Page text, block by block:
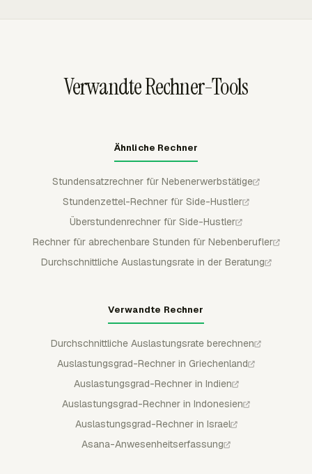
abrechenbare und nicht abrechenbare Nebenarbeit
Verwandte Rechner-Tools
Ähnliche Rechner
Stundensatzrechner für Nebenerwerbstätige
Stundenzettel-Rechner für Side-Hustler
Überstundenrechner für Side-Hustler
Rechner für abrechenbare Stunden für Nebenberufler
Durchschnittliche Auslastungsrate in der Beratung
Verwandte Rechner
Durchschnittliche Auslastungsrate berechnen
Auslastungsgrad-Rechner in Griechenland
Auslastungsgrad-Rechner in Indien
Auslastungsgrad-Rechner in Indonesien
Auslastungsgrad-Rechner in Israel
Asana-Anwesenheitserfassung